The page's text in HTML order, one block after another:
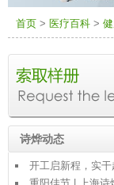
首页 > 医疗百科 >
诗烨动态
开工启新程，实